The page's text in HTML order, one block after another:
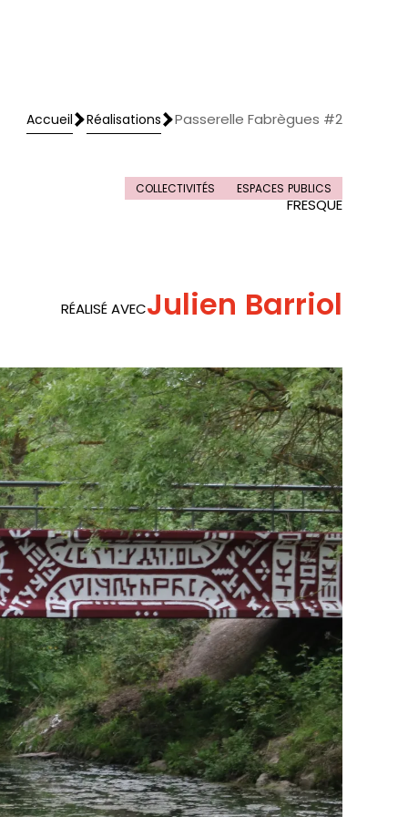
Accueil
Accueil
Réalisations
Réalisations
Passerelle Fabrègues #2
COLLECTIVITÉS ESPACES PUBLICS
FRESQUE
RÉALISÉ AVECJulien Barriol